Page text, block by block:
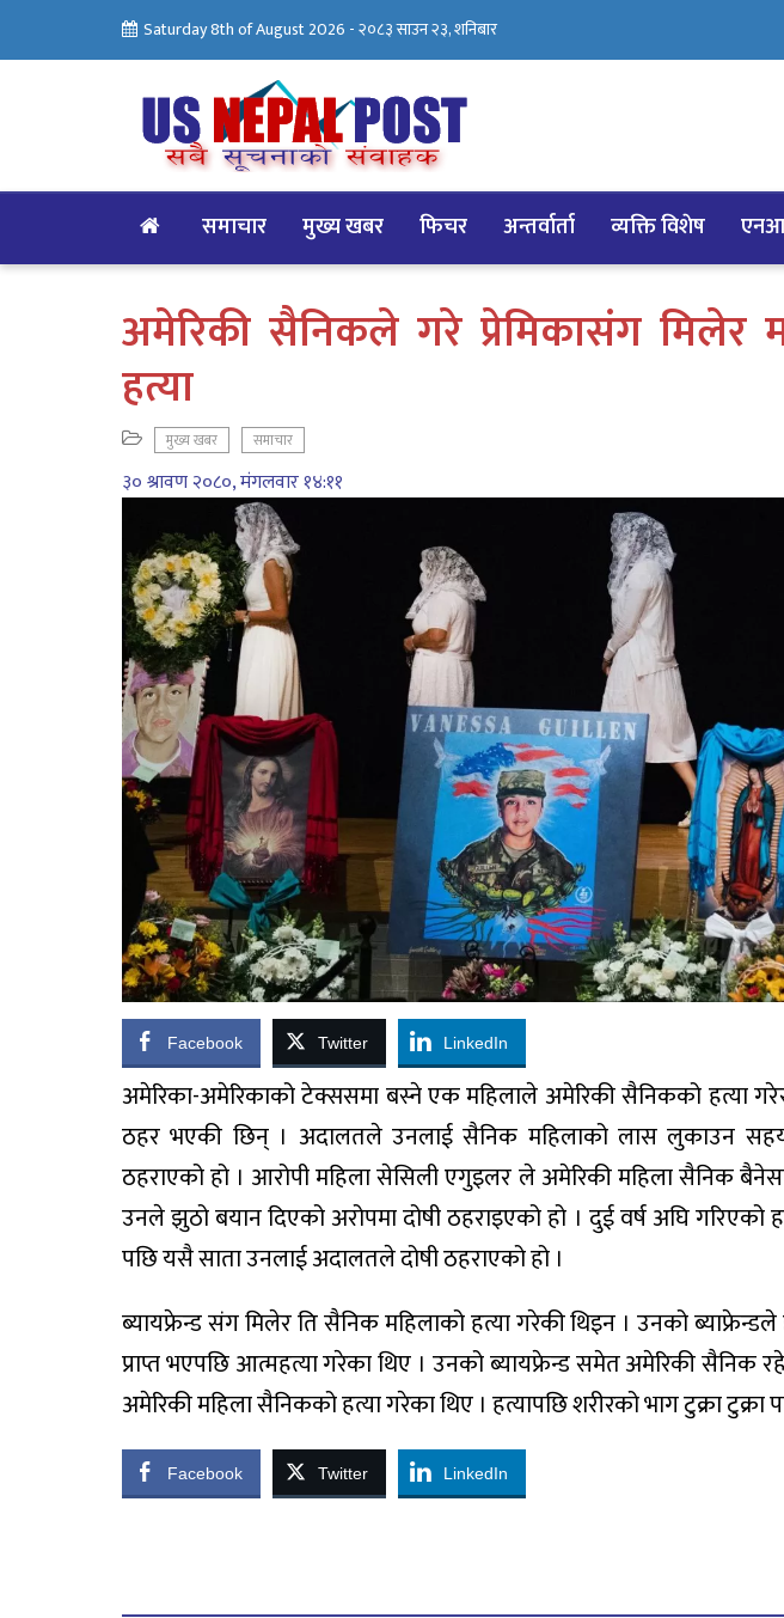
Saturday 8th of August 2026 -२०८३ साउन २३, शनिबार
समाचार मुख्य खबर फिचर अन्तर्वार्ता व्यक्ति विशेष
अमेरिकी सैनिकले गरे प्रेमिकासंग मिलेर
हत्या
मुख्य खबर समाचार
३० श्रावण २०८०, मंगलवार १४:११
Facebook Twitter LinkedIn
अमेरिका-अमेरिकाको टेक्ससमा बस्ने एक महिलाले अमेरिकी सैनिकको हत्या
ठहर भएकी छिन् । अदालतले उनलाई सैनिक महिलाको लास लुकाउन
ठहराएको हो । आरोपी महिला सेसिली एगुइलर ले अमेरिकी महिला सैनिक
उनले झुठो बयान दिएको अरोपमा दोषी ठहराइएको हो । दुई वर्ष अघि गरिएको
पछि यसै साता उनलाई अदालतले दोषी ठहराएको हो ।
ब्यायफ्रेन्ड संग मिलेर ति सैनिक महिलाको हत्या गरेकी थिइन । उनको
प्राप्त भएपछि आत्महत्या गरेका थिए । उनको ब्यायफ्रेन्ड समेत अमेरिकी सैनिक
अमेरिकी महिला सैनिकको हत्या गरेका थिए । हत्यापछि शरीरको भाग टुक्रा
Facebook Twitter LinkedIn